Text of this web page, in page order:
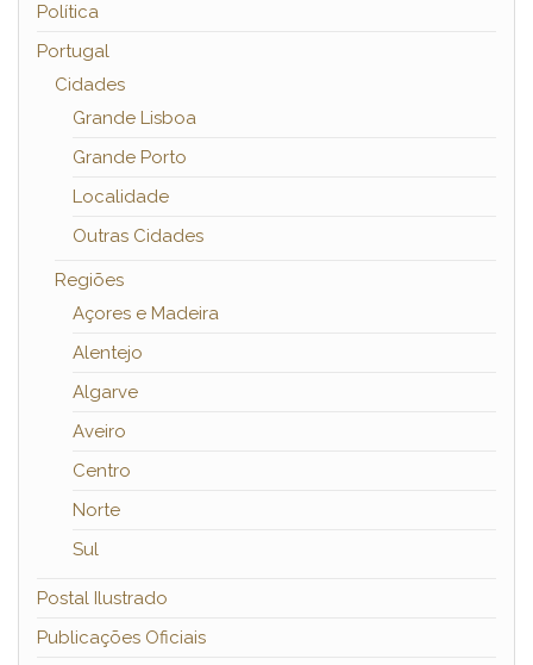
Política
Portugal
Cidades
Grande Lisboa
Grande Porto
Localidade
Outras Cidades
Regiões
Açores e Madeira
Alentejo
Algarve
Aveiro
Centro
Norte
Sul
Postal Ilustrado
Publicações Oficiais